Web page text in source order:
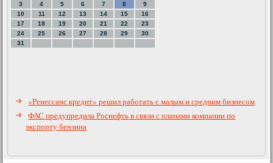
3
4 5 6 7 8
9
10
11 12 13 14 15
16
17
18 19 20 21 22
23
24
25 26 27 28 29
30
31
«Ренессанс кредит» решил работать с малым и средним бизнесом
ФАС предупредила Роснефть в связи с планами компании по
экспорту бензина